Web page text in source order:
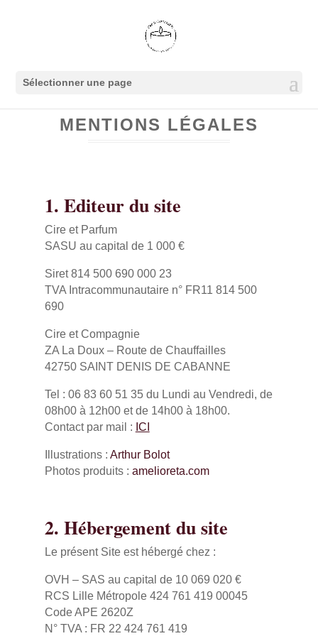
Sélectionner une page
MENTIONS LÉGALES
1. Editeur du site
Cire et Parfum
SASU au capital de 1 000 €
Siret 814 500 690 000 23
TVA Intracommunautaire n° FR11 814 500
690
Cire et Compagnie
ZA La Doux – Route de Chauffailles
42750 SAINT DENIS DE CABANNE
Tel : 06 83 60 51 35 du Lundi au Vendredi, de
08h00 à 12h00 et de 14h00 à 18h00.
Contact par mail : ICI
Illustrations : Arthur Bolot
Photos produits : amelioreta.com
2. Hébergement du site
Le présent Site est hébergé chez :
OVH – SAS au capital de 10 069 020 €
RCS Lille Métropole 424 761 419 00045
Code APE 2620Z
N° TVA : FR 22 424 761 419